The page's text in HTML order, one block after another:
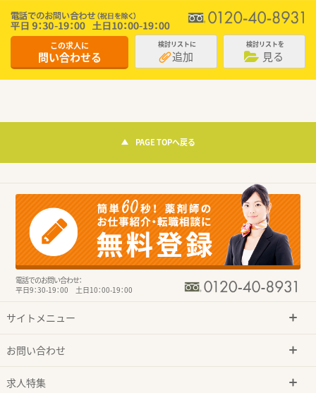
この求人に
問い合わせる
検討リストに
追加
検討リストを
見る
PAGE TOPへ戻る
電話でのお問い合わせ：
平日9：30-19：00 土日10：00-19：00
サイトメニュー
お問い合わせ
求人特集